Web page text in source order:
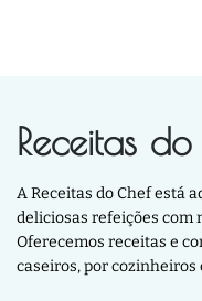
Receitas
A Receitas do Chef está
deliciosas refeições com
Oferecemos receitas e
caseiros, por cozinheiros